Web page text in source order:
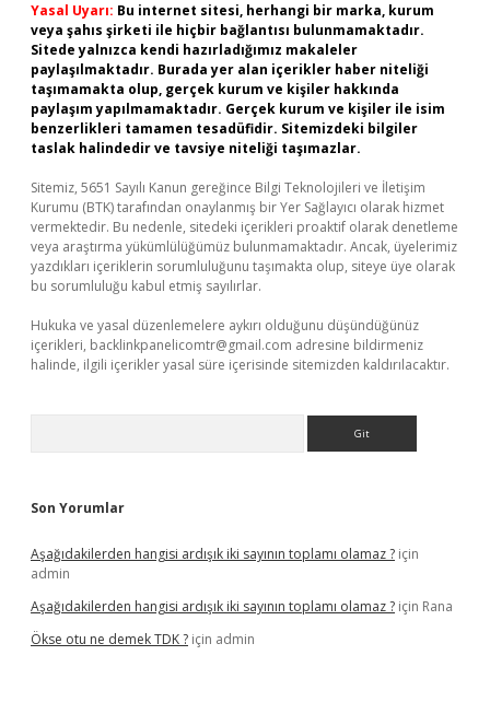
Yasal Uyarı: Bu internet sitesi, herhangi bir marka, kurum
veya şahıs şirketi ile hiçbir bağlantısı bulunmamaktadır.
Sitede yalnızca kendi hazırladığımız makaleler
paylaşılmaktadır. Burada yer alan içerikler haber niteliği
taşımamakta olup, gerçek kurum ve kişiler hakkında
paylaşım yapılmamaktadır. Gerçek kurum ve kişiler ile isim
benzerlikleri tamamen tesadüfidir. Sitemizdeki bilgiler
taslak halindedir ve tavsiye niteliği taşımazlar.
Sitemiz, 5651 Sayılı Kanun gereğince Bilgi Teknolojileri ve İletişim
Kurumu (BTK) tarafından onaylanmış bir Yer Sağlayıcı olarak hizmet
vermektedir. Bu nedenle, sitedeki içerikleri proaktif olarak denetleme
veya araştırma yükümlülüğümüz bulunmamaktadır. Ancak, üyelerimiz
yazdıkları içeriklerin sorumluluğunu taşımakta olup, siteye üye olarak
bu sorumluluğu kabul etmiş sayılırlar.
Hukuka ve yasal düzenlemelere aykırı olduğunu düşündüğünüz
içerikleri, backlinkpanelicomtr@gmail.com adresine bildirmeniz
halinde, ilgili içerikler yasal süre içerisinde sitemizden kaldırılacaktır.
Son Yorumlar
Aşağıdakilerden hangisi ardışık iki sayının toplamı olamaz ? için
admin
Aşağıdakilerden hangisi ardışık iki sayının toplamı olamaz ? için Rana
Ökse otu ne demek TDK ? için admin